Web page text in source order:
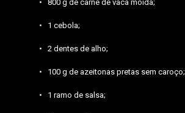
800 g de carne de vaca moída;
1 cebola;
2 dentes de alho;
100 g de azeitonas pretas sem caroço;
1 ramo de salsa;